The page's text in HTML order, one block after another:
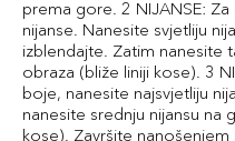
prema gore. 2 NIJANSE:
nijanse. Nanesite svjetliju
izblendajte. Zatim nanesite
obraza (bliže liniji kose). 3
boje, nanesite najsvjetliju
nanesite srednju nijansu na
kose). Završite